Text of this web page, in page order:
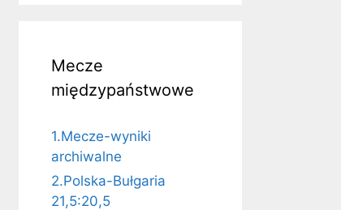
Mecze
międzypaństwowe
1.Mecze-wyniki
archiwalne
2.Polska-Bułgaria
21,5:20,5